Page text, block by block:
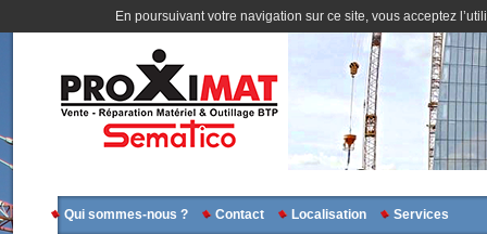
En poursuivant votre navigation sur ce site, vous acceptez
Qui sommes-nous ? Contact Localisation Services